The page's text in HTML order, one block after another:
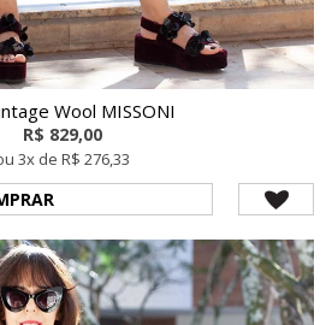
Wool MISSONI
R$ 829,00
3x de R$ 276,33